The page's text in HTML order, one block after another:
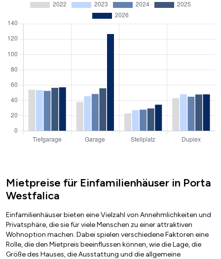
Mietpreise für Einfamilienhäuser in Porta
Westfalica
Einfamilienhäuser bieten eine Vielzahl von Annehmlichkeiten und
Privatsphäre, die sie für viele Menschen zu einer attraktiven
Wohnoption machen. Dabei spielen verschiedene Faktoren eine
Rolle, die den Mietpreis beeinflussen können, wie die Lage, die
Größe des Hauses, die Ausstattung und die allgemeine